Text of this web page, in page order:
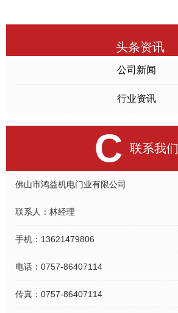
头条资讯
公司新闻
行业资讯
C 联系我们
佛山市鸿益机电门业有限公司
联系人： 林经理
手机： 13621479806
电话： 0757-86407114
传真： 0757-86407114